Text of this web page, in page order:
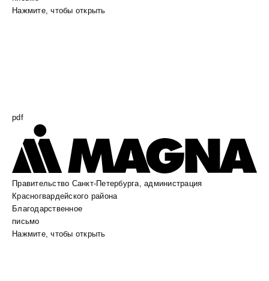
Нажмите, чтобы открыть
pdf
Правительство Санкт-Петербурга, администрация
Красногвардейского района
Благодарственное
письмо
Нажмите, чтобы открыть